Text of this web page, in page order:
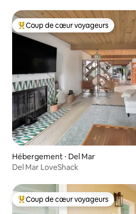
Coups de cœur voyageurs les plus
Coup de cœur voyageurs
Hébergement ⋅ Del Mar
Del Mar LoveShack
Coups de cœur voyageurs les plus
Coup de cœur voyageurs